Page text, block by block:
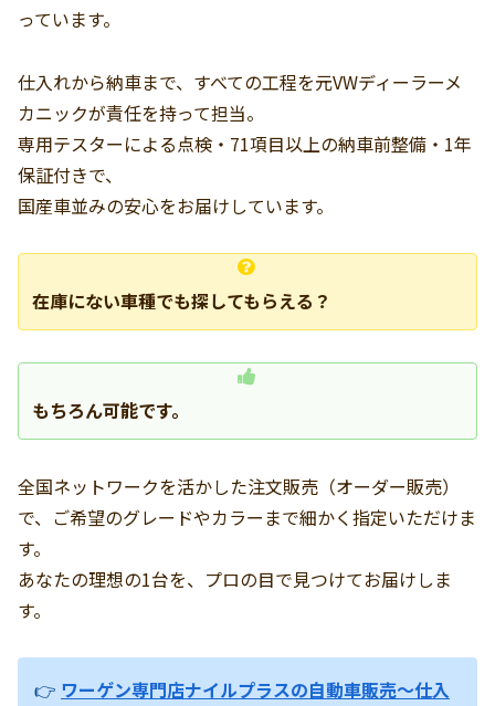
っています。
仕入れから納車まで、すべての工程を元VWディーラーメ
カニックが責任を持って担当。
専用テスターによる点検・71項目以上の納車前整備・1年
保証付きで、
国産車並みの安心をお届けしています。
在庫にない車種でも探してもらえる？
もちろん可能です。
全国ネットワークを活かした注文販売（オーダー販売）
で、ご希望のグレードやカラーまで細かく指定いただけま
す。
あなたの理想の1台を、プロの目で見つけてお届けしま
す。
👉 ワーゲン専門店ナイルプラスの自動車販売～仕入